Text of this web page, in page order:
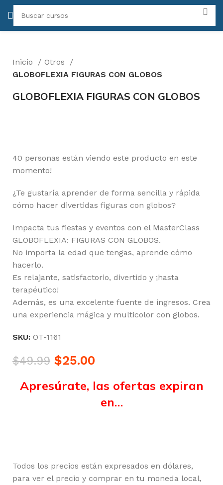
Inicio
Otros
GLOBOFLEXIA FIGURAS CON GLOBOS
GLOBOFLEXIA FIGURAS CON GLOBOS
40 personas están viendo este producto en este
momento!
¿Te gustaría aprender de forma sencilla y rápida
cómo hacer divertidas figuras con globos?
Impacta tus fiestas y eventos con el MasterClass
GLOBOFLEXIA: FIGURAS CON GLOBOS.
No importa la edad que tengas, aprende cómo
hacerlo.
Es relajante, satisfactorio, divertido y ¡hasta
terapéutico!
Además, es una excelente fuente de ingresos. Crea
una experiencia mágica y multicolor con globos.
SKU: OT-1161
$49.99 $25.00
Apresúrate, las ofertas expiran
en…
Todos los precios están expresados en dólares,
para ver el precio y comprar en tu moneda local,